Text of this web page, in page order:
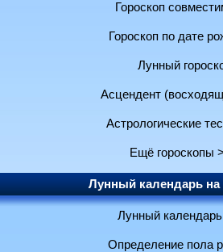
Гороскоп
Гороскоп по дате
Лунный
Асцендент
Астрологические
Ещё гороскопы
Лунный календарь на
Лунный
Определение пола